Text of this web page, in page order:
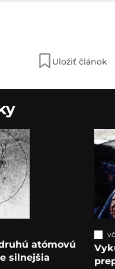
Uložiť článok
atómovú
silnejšia